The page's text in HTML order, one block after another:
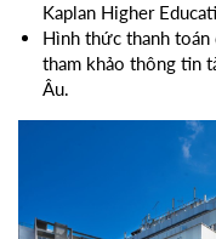
Kaplan Higher
Hình thức thanh toán
tham khảo thông tin
Âu.